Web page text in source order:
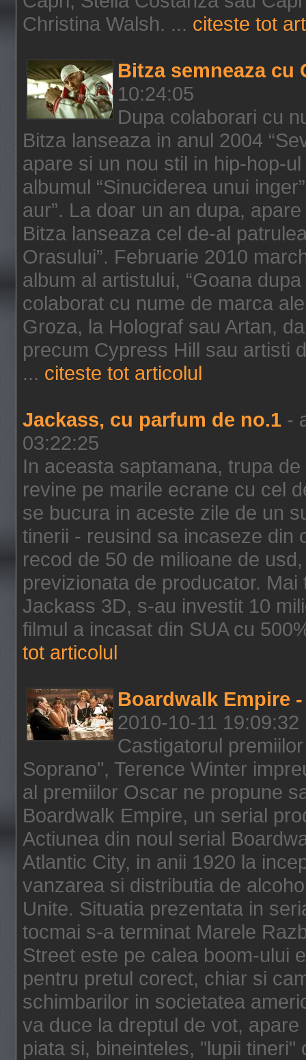
Christina Walsh. ... citeste tot
Bitza semneaza cu
10:24:05
Dupa colaborari cu
Bitza lanseaza in anul 2004
apare si un nou stil in hip-hop-
albumul “Sinuciderea unui
aur”. La doar un an dupa,
Bitza lanseaza cel de-al
Orasului”. Februarie 2010
album al artistului, “Goana
colaborat cu nume de marca
Groza, la Holograf sau Artan,
precum Cypress Hill sau artisti
... citeste tot articolul
Jackass, cu parfum de no.1 -
03:22:25
In aceasta saptamana, trupa
revine pe marile ecrane cu cel
se bucura in aceste zile de un
tinerii - reusind sa incaseze din
recod de 50 de milioane de
previzionata de producator.
Jackass 3D, s-au investit 10
filmul a incasat din SUA cu
tot articolul
Boardwalk Empire
2010-10-11 19:09:32
Castigatorul
Soprano", Terence Winter
al premiilor Oscar ne propune
Boardwalk Empire, un serial
Actiunea din noul serial
Atlantic City, in anii 1920 la
vanzarea si distributia de
Unite. Situatia prezentata in
tocmai s-a terminat Marele
Street este pe calea boom-ului
pentru pretul corect, chiar si
schimbarilor in societatea
va duce la dreptul de vot,
piata si, bineinteles, "lupii